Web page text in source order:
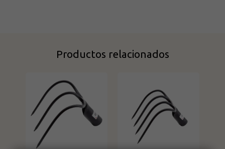
Productos relacionados